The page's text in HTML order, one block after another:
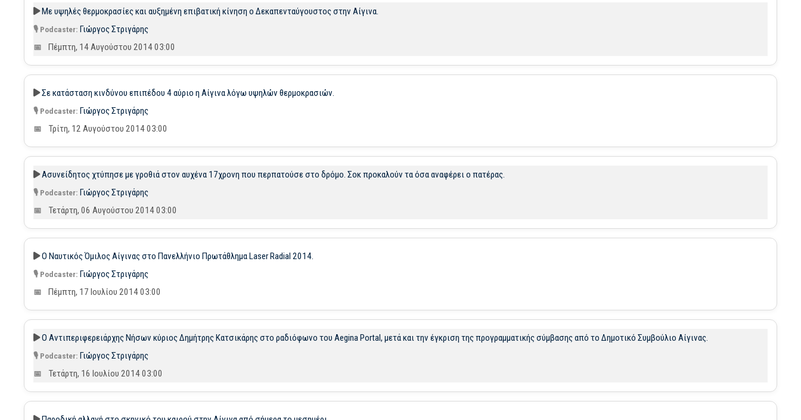
Με υψηλές θερμοκρασίες και αυξημένη επιβατική κίνηση ο Δεκαπενταύγουστος στην Αίγινα.
Γιώργος Στριγάρης
Πέμπτη, 14 Αυγούστου 2014 03:00
Σε κατάσταση κινδύνου επιπέδου 4 αύριο η Αίγινα λόγω υψηλών θερμοκρασιών.
Γιώργος Στριγάρης
Τρίτη, 12 Αυγούστου 2014 03:00
Ασυνείδητος χτύπησε με γροθιά στον αυχένα 17χρονη που περπατούσε στο δρόμο. Σοκ προκαλούν τα όσα αναφέρει ο πατέρας.
Γιώργος Στριγάρης
Τετάρτη, 06 Αυγούστου 2014 03:00
Ο Ναυτικός Όμιλος Αίγινας στο Πανελλήνιο Πρωτάθλημα Laser Radial 2014.
Γιώργος Στριγάρης
Πέμπτη, 17 Ιουλίου 2014 03:00
Ο Αντιπεριφερειάρχης Νήσων κύριος Δημήτρης Κατσικάρης στο ραδιόφωνο του Aegina Portal, μετά και την έγκριση της προγραμματικής σύμβασης από το Δημοτικό Συμβούλιο Αίγινας.
Γιώργος Στριγάρης
Τετάρτη, 16 Ιουλίου 2014 03:00